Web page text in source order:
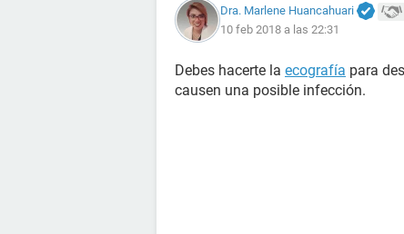
Dra. Marlene Huancahuari
10 feb 2018 a las 22:31
Debes hacerte la ecografía para
causen una posible infección.